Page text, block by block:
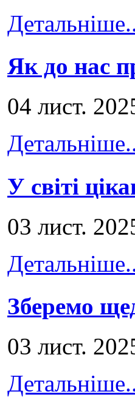
Як до нас
04 лист.
У світі
03 лист.
Зберемо
03 лист.